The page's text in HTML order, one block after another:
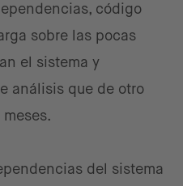
código
sobre las pocas
el sistema y
análisis que de otro
del sistema